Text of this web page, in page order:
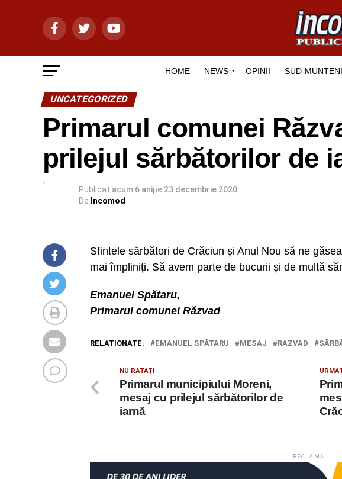
HOME NEWS OPINII SUD-
UNCATEGORIZED
Primarul comunei
prilejul sărbătorilor de
Publicat acum 6 anipe 23 decembrie 2020
De Incomod
Sfintele sărbători de Crăciun și Anul Nou să ne
mai împliniți. Să avem parte de bucurii și de multă
Emanuel Spătaru,
Primarul comunei Răzvad
RELATIONATE: EMANUEL SPĂTARU MESAJ RAZVAD
NU RATAȚI
Primarul municipiului Moreni,
mesaj cu prilejul sărbătorilor de
iarnă
RECLAMĂ